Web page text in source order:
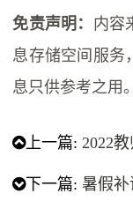
免责声明： 内容
息存储空间服务
息只供参考之用。
上一篇:2022
下一篇: 暑假